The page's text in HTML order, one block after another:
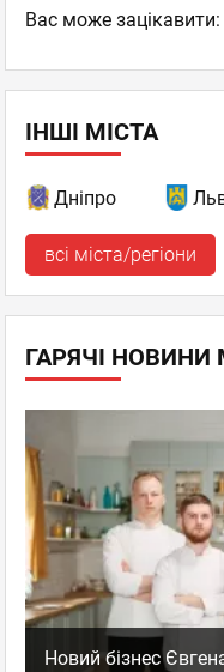
Вас може зацікавити:
ІНШІ МІСТА
Дніпро
всі міста/регіони
ГАРЯЧІ НОВИНИ
Новий бізнес